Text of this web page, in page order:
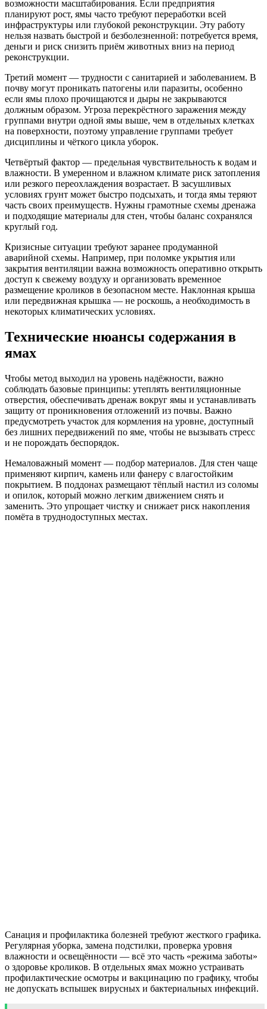
возможности масштабирования. Если предприятия
планируют рост, ямы часто требуют переработки всей
инфраструктуры или глубокой реконструкции. Эту работу
нельзя назвать быстрой и безболезненной: потребуется время,
деньги и риск снизить приём животных вниз на период
реконструкции.
Третий момент — трудности с санитарией и заболеванием. В
почву могут проникать патогены или паразиты, особенно
если ямы плохо прочищаются и дыры не закрываются
должным образом. Угроза перекрёстного заражения между
группами внутри одной ямы выше, чем в отдельных клетках
на поверхности, поэтому управление группами требует
дисциплины и чёткого цикла уборок.
Четвёртый фактор — предельная чувствительность к водам и
влажности. В умеренном и влажном климате риск затопления
или резкого переохлаждения возрастает. В засушливых
условиях грунт может быстро подсыхать, и тогда ямы теряют
часть своих преимуществ. Нужны грамотные схемы дренажа
и подходящие материалы для стен, чтобы баланс сохранялся
круглый год.
Кризисные ситуации требуют заранее продуманной
аварийной схемы. Например, при поломке укрытия или
закрытия вентиляции важна возможность оперативно открыть
доступ к свежему воздуху и организовать временное
размещение кроликов в безопасном месте. Наклонная крыша
или передвижная крышка — не роскошь, а необходимость в
некоторых климатических условиях.
Технические нюансы содержания в
ямах
Чтобы метод выходил на уровень надёжности, важно
соблюдать базовые принципы: утеплять вентиляционные
отверстия, обеспечивать дренаж вокруг ямы и устанавливать
защиту от проникновения отложений из почвы. Важно
предусмотреть участок для кормления на уровне, доступный
без лишних передвижений по яме, чтобы не вызывать стресс
и не порождать беспорядок.
Немаловажный момент — подбор материалов. Для стен чаще
применяют кирпич, камень или фанеру с влагостойким
покрытием. В поддонах размещают тёплый настил из соломы
и опилок, который можно легким движением снять и
заменить. Это упрощает чистку и снижает риск накопления
помёта в труднодоступных местах.
Санация и профилактика болезней требуют жесткого графика.
Регулярная уборка, замена подстилки, проверка уровня
влажности и освещённости — всё это часть «режима заботы»
о здоровье кроликов. В отдельных ямах можно устраивать
профилактические осмотры и вакцинацию по графику, чтобы
не допускать вспышек вирусных и бактериальных инфекций.